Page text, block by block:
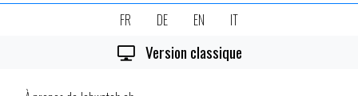
FR DE EN IT
Version classique